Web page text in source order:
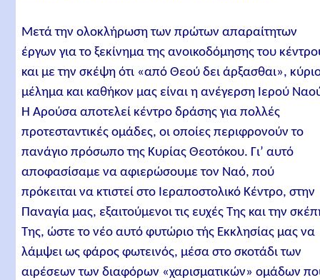
Μετά την ολοκλήρωση των πρώτων απαραίτητων
έργων για το ξεκίνημα της ανοικοδόμησης του
και με την σκέψη ότι «από Θεού δει άρξασθαι»,
μέλημα και καθήκον μας είναι η ανέγερση Ιερού
Η Αρούσα αποτελεί κέντρο δράσης για πολλές
προτεσταντικές ομάδες, οι οποίες περιφρονούν το
πανάγιο πρόσωπο της Κυρίας Θεοτόκου. Γι’ αυτό
αποφασίσαμε να αφιερώσουμε τον Ναό, πού
πρόκειται να κτιστεί στο Ιεραποστολικό Κέντρο, στην
Παναγία μας, εξαιτούμενοι τις ευχές Της και την
Της, ώστε το νέο αυτό φυτώριο τής Εκκλησίας μας να
λάμψει ως φάρος φωτεινός, μέσα στο σκοτάδι των
αιρέσεων των διαφόρων «χαρισματικών» ομάδων